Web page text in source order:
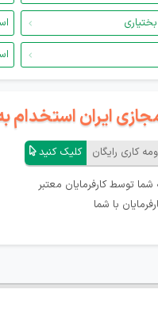
مجازی ایران
کاری رایگان کلیک کنید
توسط کارفرمایان معتبر
با شما